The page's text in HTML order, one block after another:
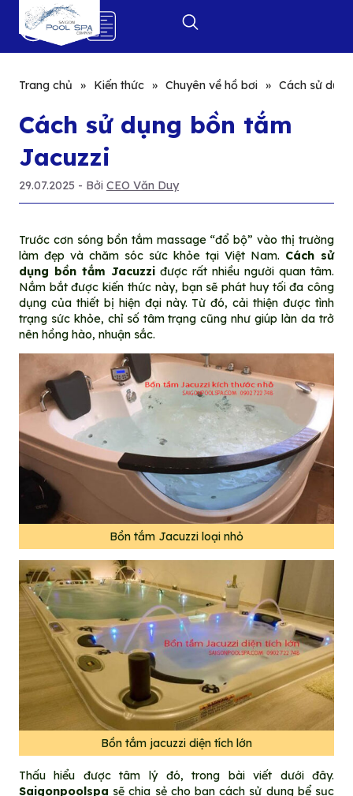
0
Trang chủ » Kiến thức » Chuyên về hồ bơi » Cách sử
Cách sử dụng bồn tắm
Jacuzzi
29.07.2025 - Bởi CEO Văn Duy
Trước cơn sóng bồn tắm massage “đổ bộ” vào thị trường
làm đẹp và chăm sóc sức khỏe tại Việt Nam. Cách sử
dụng bồn tắm Jacuzziđược rất nhiều người quan tâm.
Nắm bắt được kiến thức này, bạn sẽ phát huy tối đa công
dụng của thiết bị hiện đại này. Từ đó, cải thiện được tình
trạng sức khỏe, chỉ số tâm trạng cũng như giúp làn da trở
nên hồng hào, nhuận sắc.
Bồn tắm Jacuzzi loại nhỏ
Bồn tắm jacuzzi diện tích lớn
Thấu hiểu được tâm lý đó, trong bài viết dưới đây.
Saigonpoolspa sẽ chia sẻ cho bạn cách sử dụng bể sục